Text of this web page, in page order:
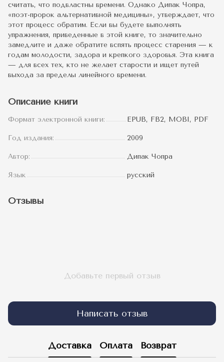
считать, что подвластны времени. Однако Дипак Чопра,
«поэт-пророк альтернативной медицины», утверждает, что
этот процесс обратим. Если вы будете выполнять
упражнения, приведенные в этой книге, то значительно
замедлите и даже обратите вспять процесс старения — к
годам молодости, задора и крепкого здоровья. Эта книга
— для всех тех, кто не желает старости и ищет путей
выхода за пределы линейного времени.
Описание книги
Формат электронной книги: EPUB, FB2, MOBI, PDF
Год издания: 2009
Автор: Дипак Чопра
Язык русский
Отзывы
Добавьте первый отзыв
Написать отзыв
Доставка Оплата Возврат